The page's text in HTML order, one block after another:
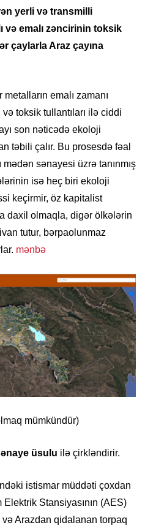
yerli və transmilli
və emalı zəncirinin toksik
çaylarla Araz çayına
emalı zamanı
toksik tullantıları ilə ciddi
son nəticədə ekoloji
təbili çalır. Bu prosesdə fəal
sənayesi üzrə tanınmış
isə heç biri ekoloji
keçirmir, öz kapitalist
daxil olmaqla, digər ölkələrin
tutur, bərpaolunmaz
mənbə
mümkündür)
üsulu ilə çirkləndirir.
istismar müddəti çoxdan
Elektrik Stansiyasının (AES)
və Arazdan qidalanan torpaq